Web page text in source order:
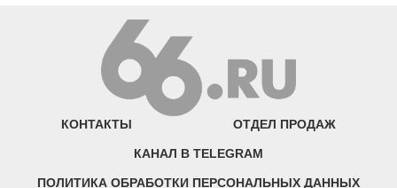
КОНТАКТЫ ОТДЕЛ ПРОДАЖ
КАНАЛ В TELEGRAM
ПОЛИТИКА ОБРАБОТКИ ПЕРСОНАЛЬНЫХ ДАННЫХ